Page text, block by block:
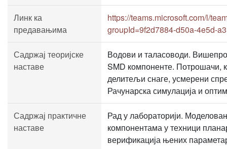
Линк ка
предавањима
https://teams.microsoft.com/l/
groupId=9f2d7884-d50a-4e5d-
Садржај теоријске
наставе
Водови и таласоводи.
SMD компоненте. Потрошачи,
делитељи снаге, усмерени
Рачунарска симулација и
Садржај практичне
наставе
Рад у лабораторији.
компонентама у техници
верификација њених